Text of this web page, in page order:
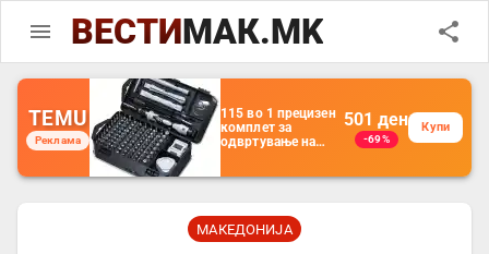
ВЕСТИМАК.MK
TEMU
Реклама
115 во 1 прецизен
комплет за
одвртување на
магнетен комплет
рачка, за
електроника,
501 ден
-69%
Купи
МАКЕДОНИЈА